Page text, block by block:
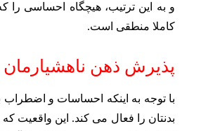
و به این ترتیب، هیچگاه احساسی را
کاملا منطقی است.
پذیرش ذهن ناهشیارمان
با توجه به اینکه احساسات و
بدنتان را فعال می کند. این واقعیت